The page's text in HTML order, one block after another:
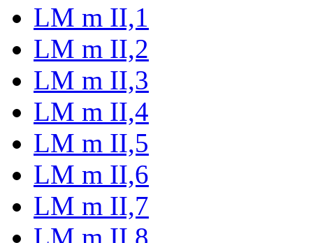
LM m II,1
LM m II,2
LM m II,3
LM m II,4
LM m II,5
LM m II,6
LM m II,7
LM m II,8